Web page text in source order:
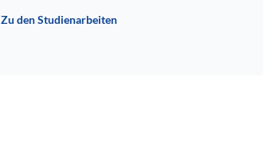
Zu den Studienarbeiten